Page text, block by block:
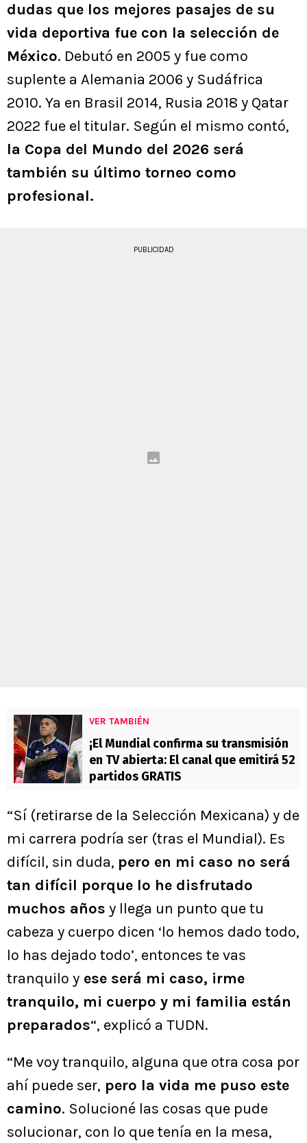
dudas que los mejores pasajes de su
vida deportiva fue con la selección de
México. Debutó en 2005 y fue como
suplente a Alemania 2006 y Sudáfrica
2010. Ya en Brasil 2014, Rusia 2018 y Qatar
2022 fue el titular. Según el mismo contó,
la Copa del Mundo del 2026 será
también su último torneo como
profesional.
PUBLICIDAD
VER TAMBIÉN
¡El Mundial confirma su transmisión
en TV abierta: El canal que emitirá 52
partidos GRATIS
“Sí (retirarse de la Selección Mexicana) y de
mi carrera podría ser (tras el Mundial). Es
difícil, sin duda, pero en mi caso no será
tan difícil porque lo he disfrutado
muchos años y llega un punto que tu
cabeza y cuerpo dicen ‘lo hemos dado todo,
lo has dejado todo’, entonces te vas
tranquilo y ese será mi caso, irme
tranquilo, mi cuerpo y mi familia están
preparados“, explicó a TUDN.
“Me voy tranquilo, alguna que otra cosa por
ahí puede ser, pero la vida me puso este
camino. Solucioné las cosas que pude
solucionar, con lo que tenía en la mesa,